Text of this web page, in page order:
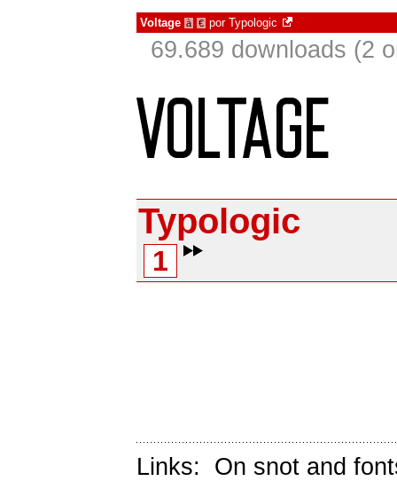
Voltage à € por Typologic
69.689 downloads (2
Typologic
1
Links: On snot and